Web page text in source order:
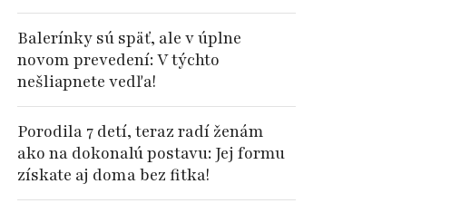
Balerínky sú späť, ale v úplne
novom prevedení: V týchto
nešliapnete vedľa!
Porodila 7 detí, teraz radí ženám
ako na dokonalú postavu: Jej formu
získate aj doma bez fitka!